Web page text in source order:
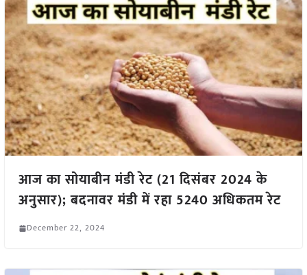
आज का सोयाबीन मंडी रेट (21 दिसंबर 2024 के
अनुसार); बदनावर मंडी में रहा 5240 अधिकतम रेट
December 22, 2024